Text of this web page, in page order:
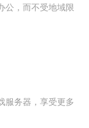
公，而不受地域限
服务器，享受更多